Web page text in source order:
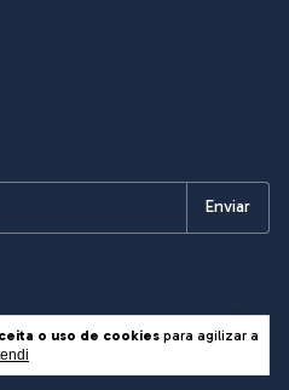
o uso de cookies para agilizar a
- 2026. Todos os